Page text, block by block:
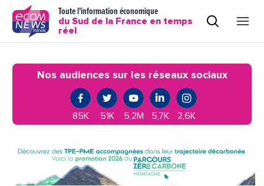
Toute l'information économique
du Sud de la France en temps
réel
Nos audiences sur les réseaux sociaux
85K 51K 5,2M 5,7K 2,6K